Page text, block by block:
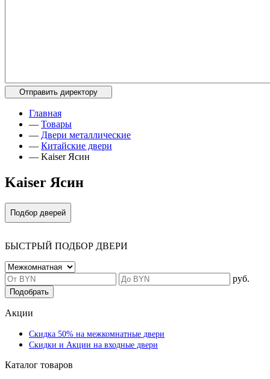
Главная
— Товары
— Двери металлические
— Китайские двери
— Kaiser Ясин
Kaiser Ясин
Подбор дверей
БЫСТРЫЙ ПОДБОР ДВЕРИ
руб.
Подобрать
Акции
Скидка 50% на межкомнатные двери
Скидки и Акции на входные двери
Каталог товаров